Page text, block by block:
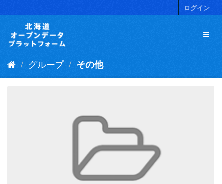
キ
ログイン
グループ その他